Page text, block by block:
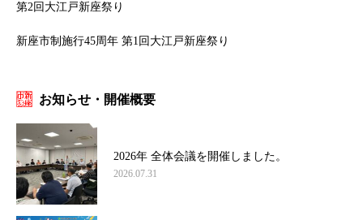
第2回大江戸新座祭り
新座市制施行45周年 第1回大江戸新座祭り
お知らせ・開催概要
2026年 全体会議を開催しました。
2026.07.31